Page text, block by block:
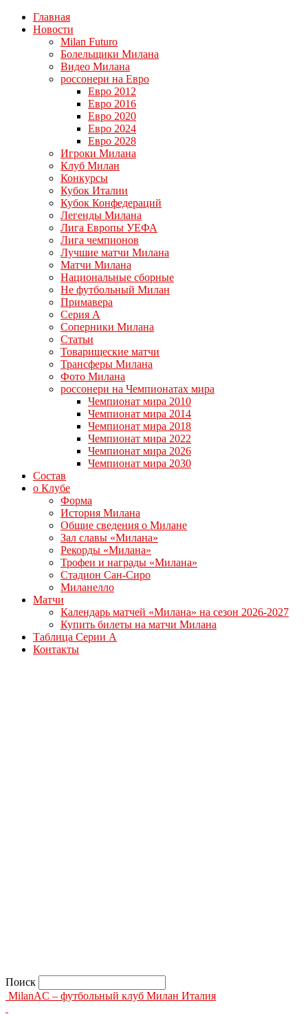
Главная
Новости
Milan Futuro
Болельщики Милана
Видео Милана
россонери на Евро
Евро 2012
Евро 2016
Евро 2020
Евро 2024
Евро 2028
Игроки Милана
Клуб Милан
Конкурсы
Кубок Италии
Кубок Конфедераций
Легенды Милана
Лига Европы УЕФА
Лига чемпионов
Лучшие матчи Милана
Матчи Милана
Национальные сборные
Не футбольный Милан
Примавера
Серия А
Соперники Милана
Статьи
Товарищеские матчи
Трансферы Милана
Фото Милана
россонери на Чемпионатах мира
Чемпионат мира 2010
Чемпионат мира 2014
Чемпионат мира 2018
Чемпионат мира 2022
Чемпионат мира 2026
Чемпионат мира 2030
Состав
о Клубе
Форма
История Милана
Общие сведения о Милане
Зал славы «Милана»
Рекорды «Милана»
Трофеи и награды «Милана»
Стадион Сан-Сиро
Миланелло
Матчи
Календарь матчей «Милана» на сезон 2026-2027
Купить билеты на матчи Милана
Таблица Серии А
Контакты
Поиск
MilanAC – футбольный клуб Милан Италия